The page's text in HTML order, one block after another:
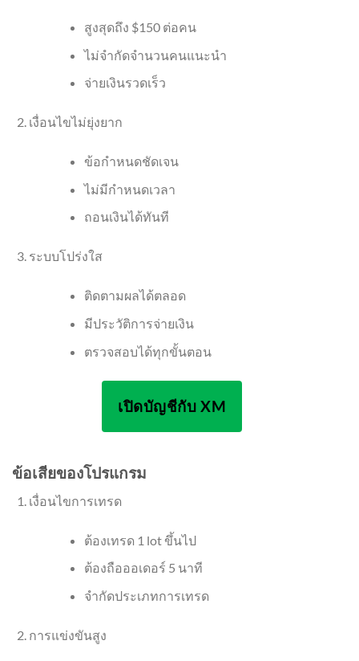
สูงสุดถึง $150 ต่อคน
ไม่จำกัดจำนวนคนแนะนำ
จ่ายเงินรวดเร็ว
เงื่อนไขไม่ยุ่งยาก
ข้อกำหนดชัดเจน
ไม่มีกำหนดเวลา
ถอนเงินได้ทันที
ระบบโปร่งใส
ติดตามผลได้ตลอด
มีประวัติการจ่ายเงิน
ตรวจสอบได้ทุกขั้นตอน
เปิดบัญชีกับ XM
ข้อเสียของโปรแกรม
เงื่อนไขการเทรด
ต้องเทรด 1 lot ขึ้นไป
ต้องถือออเดอร์ 5 นาที
จำกัดประเภทการเทรด
การแข่งขันสูง